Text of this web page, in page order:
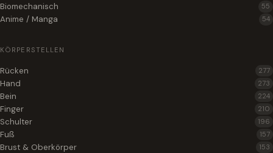
Biomechanisch 55
Anime / Manga 54
KÖRPERSTELLEN
Rücken 277
Hand 273
Bein 224
Finger 210
Schulter 196
Fuß 157
Brust & Oberkörper 153